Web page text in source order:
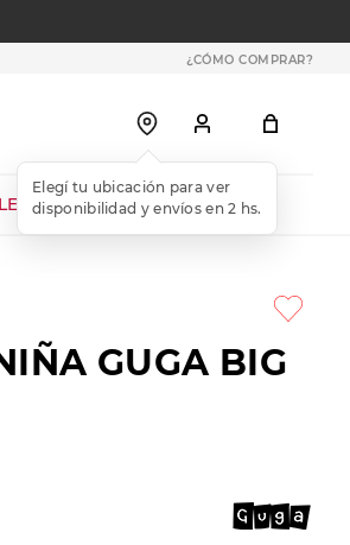
¿CÓMO COMPRAR?
WEB
GUGA BIG